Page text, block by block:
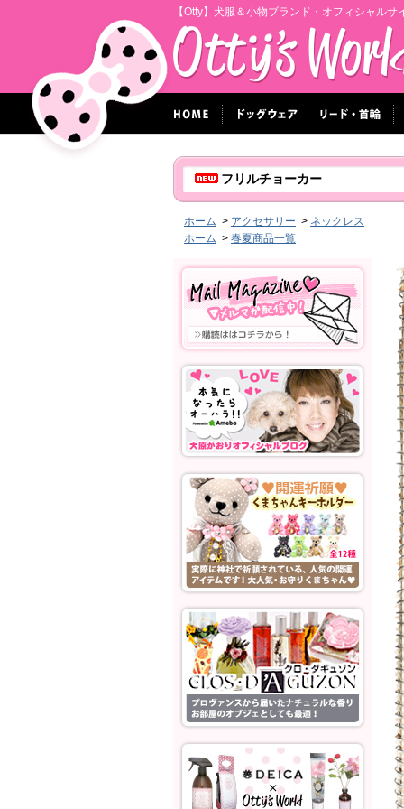
【Otty】犬服＆小物ブランド・オフィシャルサ
フリルチョーカー
ホーム > アクセサリー > ネックレス
ホーム > 春夏商品一覧